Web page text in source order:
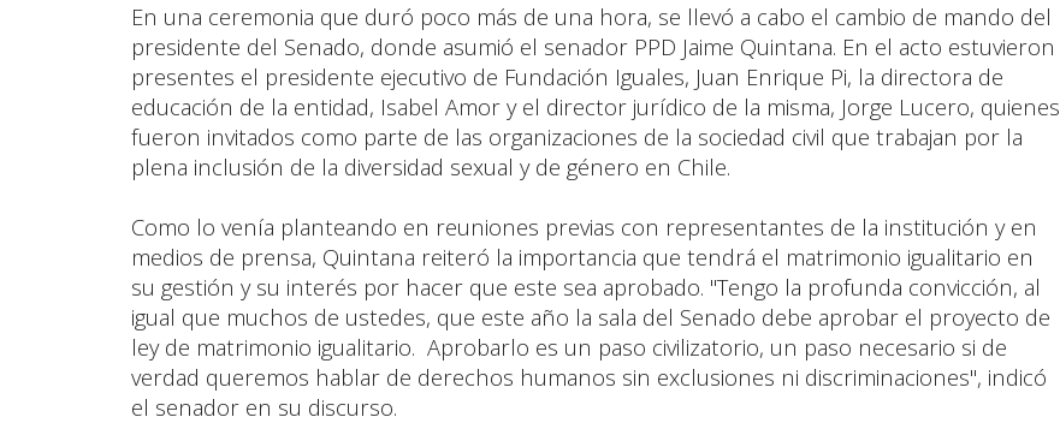
En una ceremonia que duró poco más de una hora, se llevó a cabo el cambio de mando del
presidente del Senado, donde asumió el senador PPD Jaime Quintana. En el acto estuvieron
presentes el presidente ejecutivo de Fundación Iguales, Juan Enrique Pi, la directora de
educación de la entidad, Isabel Amor y el director jurídico de la misma, Jorge Lucero, quienes
fueron invitados como parte de las organizaciones de la sociedad civil que trabajan por la
plena inclusión de la diversidad sexual y de género en Chile.
Como lo venía planteando en reuniones previas con representantes de la institución y en
medios de prensa, Quintana reiteró la importancia que tendrá el matrimonio igualitario en
su gestión y su interés por hacer que este sea aprobado. "Tengo la profunda convicción, al
igual que muchos de ustedes, que este año la sala del Senado debe aprobar el proyecto de
ley de matrimonio igualitario. Aprobarlo es un paso civilizatorio, un paso necesario si de
verdad queremos hablar de derechos humanos sin exclusiones ni discriminaciones", indicó
el senador en su discurso.